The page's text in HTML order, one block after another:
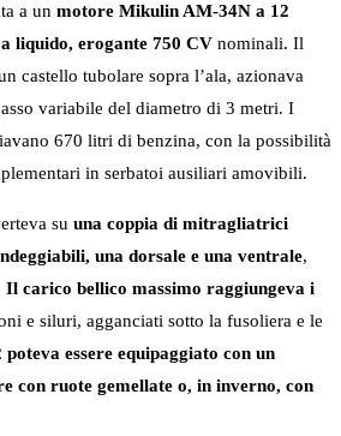
a un motore Mikulin AM-34N a 12
liquido, erogante 750 CV nominali. Il
castello tubolare sopra l’ala, azionava
variabile del diametro di 3 metri. I
670 litri di benzina, con la possibilità
in serbatoi ausiliari amovibili.
su una coppia di mitragliatrici
una dorsale e una ventrale,
Il carico bellico massimo raggiungeva i
e siluri, agganciati sotto la fusoliera e le
poteva essere equipaggiato con un
con ruote gemellate o, in inverno, con